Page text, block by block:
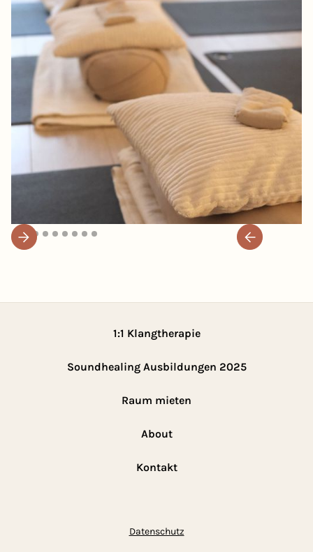
1:1 Klangtherapie
Soundhealing Ausbildungen 2025
Raum mieten
About
Kontakt
Datenschutz